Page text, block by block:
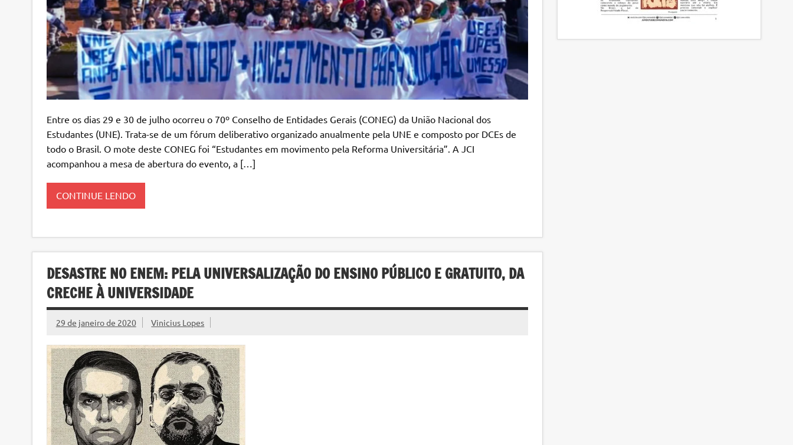
Entre os dias 29 e 30 de julho ocorreu o 70º Conselho de Entidades Gerais (CONEG) da União Nacional dos
Estudantes (UNE). Trata-se de um fórum deliberativo organizado anualmente pela UNE e composto por DCEs de
todo o Brasil. O mote deste CONEG foi “Estudantes em movimento pela Reforma Universitária”. A JCI
acompanhou a mesa de abertura do evento, a […]
CONTINUE LENDO
DESASTRE NO ENEM: PELA UNIVERSALIZAÇÃO DO ENSINO PÚBLICO E GRATUITO, DA
CRECHE À UNIVERSIDADE
29 de janeiro de 2020 Vinicius Lopes